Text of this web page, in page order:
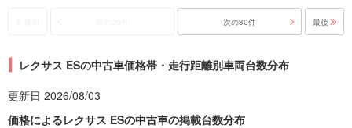
次の30件 最後
レクサス ESの中古車価格帯・走行距離別車両台数分布
更新日 2026/08/03
価格によるレクサス ESの中古車の掲載台数分布